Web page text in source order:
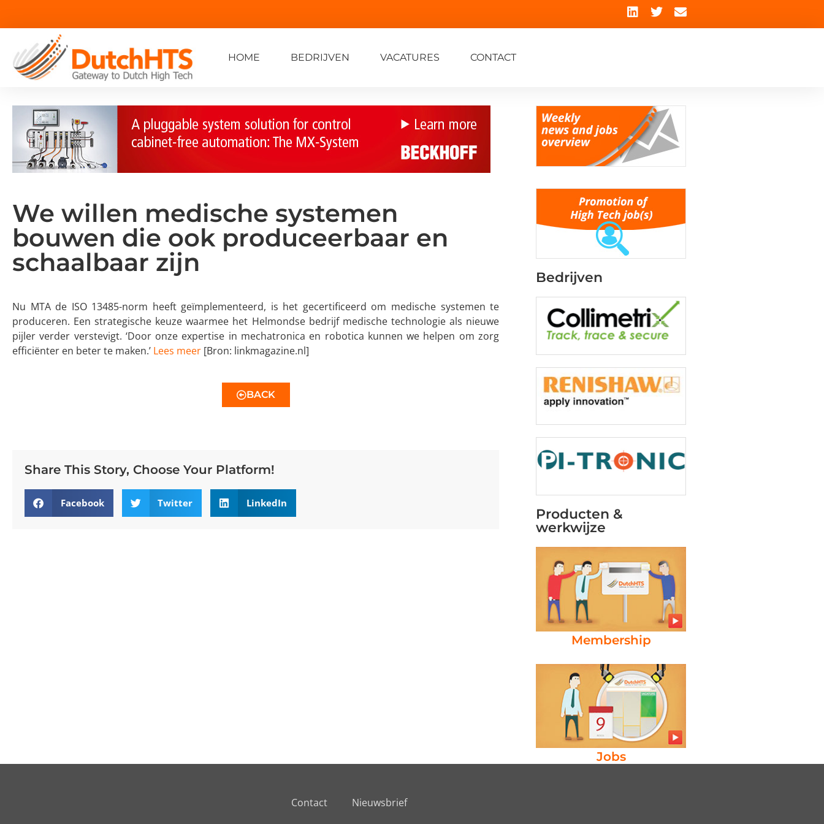
HOME BEDRIJVEN VACATURES CONTACT
We willen medische systemen
bouwen die ook produceerbaar en
schaalbaar zijn
Nu MTA de ISO 13485-norm heeft geïmplementeerd, is het gecertificeerd om medische systemen te
produceren. Een strategische keuze waarmee het Helmondse bedrijf medische technologie als nieuwe
pijler verder verstevigt. ‘Door onze expertise in mechatronica en robotica kunnen we helpen om zorg
efficiënter en beter te maken.’ Lees meer [Bron: linkmagazine.nl]
BACK
Share This Story, Choose Your Platform!
Facebook Twitter LinkedIn
Bedrijven
Producten &
werkwijze
Membership
Jobs
Contact Nieuwsbrief